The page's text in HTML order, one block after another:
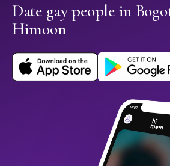
Date gay people in
Himoon